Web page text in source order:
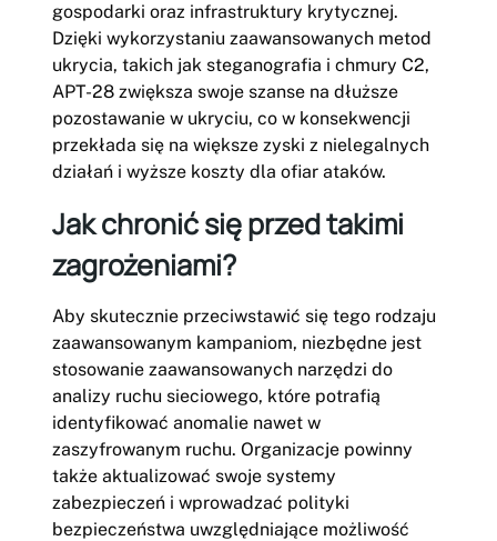
gospodarki oraz infrastruktury krytycznej.
Dzięki wykorzystaniu zaawansowanych metod
ukrycia, takich jak steganografia i chmury C2,
APT-28 zwiększa swoje szanse na dłuższe
pozostawanie w ukryciu, co w konsekwencji
przekłada się na większe zyski z nielegalnych
działań i wyższe koszty dla ofiar ataków.
Jak chronić się przed takimi
zagrożeniami?
Aby skutecznie przeciwstawić się tego rodzaju
zaawansowanym kampaniom, niezbędne jest
stosowanie zaawansowanych narzędzi do
analizy ruchu sieciowego, które potrafią
identyfikować anomalie nawet w
zaszyfrowanym ruchu. Organizacje powinny
także aktualizować swoje systemy
zabezpieczeń i wprowadzać polityki
bezpieczeństwa uwzględniające możliwość